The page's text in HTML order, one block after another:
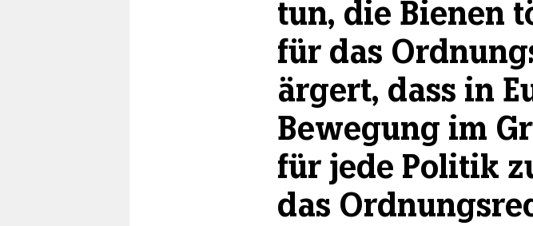
tun, die Bienen
für das
ärgert, dass in
Bewegung im
für jede Politik
das